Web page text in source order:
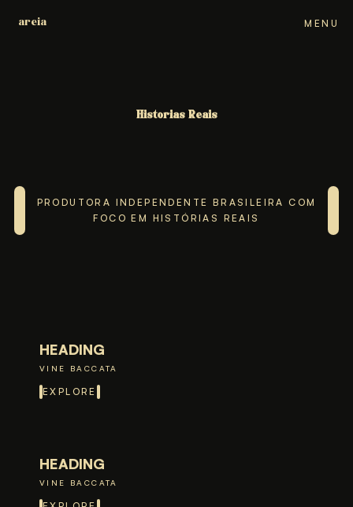
areia
areia
areia
areia
areia
MENU
Histórias Reais
Histórias Reais
Histórias Reais
Histórias Reais
Histórias Reais
PRODUTORA INDEPENDENTE BRASILEIRA COM
FOCO EM HISTÓRIAS REAIS
HEADING
VINE BACCATA
EXPLORE
HEADING
VINE BACCATA